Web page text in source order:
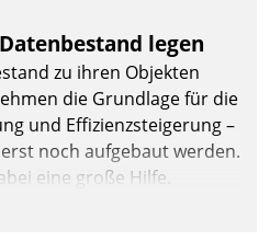
legen
zu ihren Objekten
die Grundlage für die
und Effizienzsteigerung –
noch aufgebaut werden.
eine große Hilfe.